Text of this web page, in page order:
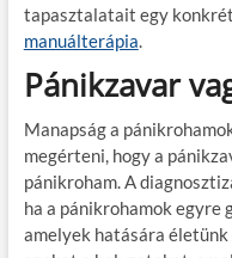
tapasztalatait egy
manuálterápia.
Pánikzavar
Manapság a
megérteni, hogy a
pánikroham. A
ha a pánikrohamok egyre
amelyek hatására